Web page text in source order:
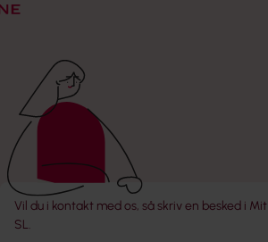
Vil du i kontakt med os, så skriv en besked i Mit
SL.